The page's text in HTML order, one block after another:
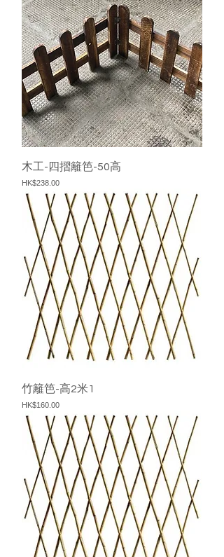
木工-四摺籬笆-50高
價格
HK$238.00
竹籬笆-高2米1
價格
HK$160.00